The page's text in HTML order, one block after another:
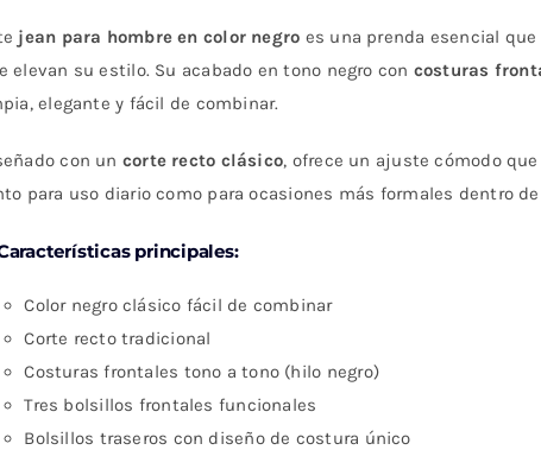
era:
$ 131.000.
es:
$ 91.700.
jean para hombre en color negro es una prenda esencial
elevan su estilo. Su acabado en tono negro con costuras
elegante y fácil de combinar.
con un corte recto clásico, ofrece un ajuste cómodo
para uso diario como para ocasiones más formales dentro
principales:
Color negro clásico fácil de combinar
Corte recto tradicional
Costuras frontales tono a tono (hilo negro)
Tres bolsillos frontales funcionales
Bolsillos traseros con diseño de costura único